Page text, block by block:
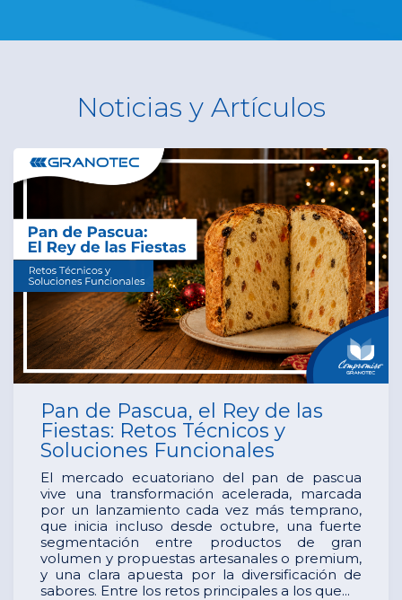
Noticias y Artículos
Pan de Pascua, el Rey de las
Fiestas: Retos Técnicos y
Soluciones Funcionales
El mercado ecuatoriano del pan de pascua
vive una transformación acelerada, marcada
por un lanzamiento cada vez más temprano,
que inicia incluso desde octubre, una fuerte
segmentación entre productos de gran
volumen y propuestas artesanales o premium,
y una clara apuesta por la diversificación de
sabores. Entre los retos principales a los que...